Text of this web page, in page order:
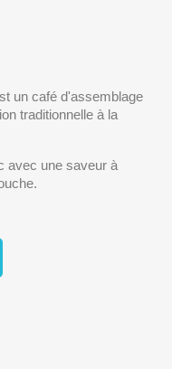
un café d'assemblage
traditionnelle à la
avec une saveur à